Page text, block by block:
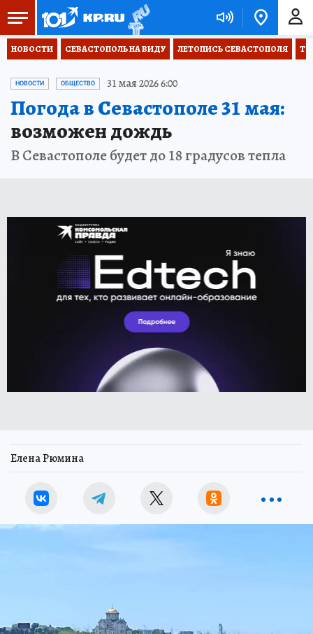
НОВОСТИ СЕВАСТОПОЛЬ НА ВИДУ ЛЕТОПИСЬ СЕВАСТОПОЛЯ
НОВОСТИ ОБЩЕСТВО 31 мая 2026 6:00
Погода в Севастополе 31 мая:
возможен дождь
В Севастополе будет до 18 градусов тепла
Елена Рюмина